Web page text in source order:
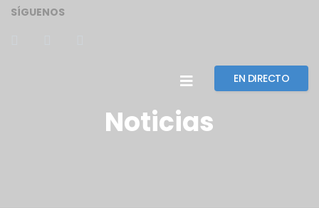
SÍGUENOS
EN DIRECTO
Noticias